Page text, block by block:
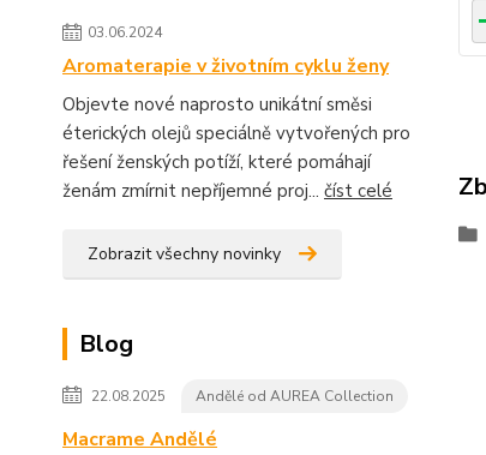
03.06.2024
Aromaterapie v životním cyklu ženy
Objevte nové naprosto unikátní směsi
éterických olejů speciálně vytvořených pro
řešení ženských potíží, které pomáhají
ženám zmírnit nepříjemné proj... číst celé
Zobrazit všechny novinky
Blog
22.08.2025 Andělé od AUREA Collection
Macrame Andělé